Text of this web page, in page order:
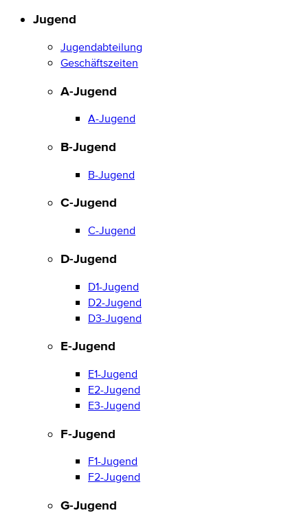
Jugend
Jugendabteilung
Geschäftszeiten
A-Jugend
A-Jugend
B-Jugend
B-Jugend
C-Jugend
C-Jugend
D-Jugend
D1-Jugend
D2-Jugend
D3-Jugend
E-Jugend
E1-Jugend
E2-Jugend
E3-Jugend
F-Jugend
F1-Jugend
F2-Jugend
G-Jugend